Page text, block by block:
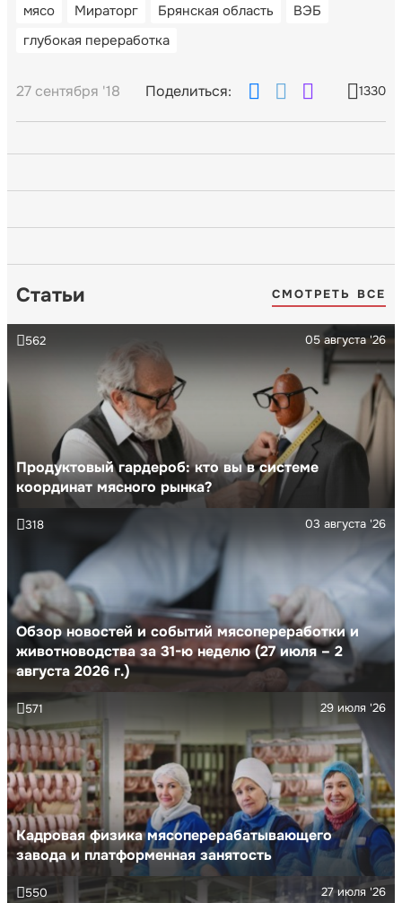
мясо Мираторг Брянская область
ВЭБ
глубокая переработка
27 сентября '18 Поделиться: 1330
Статьи СМОТРЕТЬ ВСЕ
Продуктовый гардероб: кто вы в системе
координат мясного рынка?
05 августа '26
562
Обзор новостей и событий мясопереработки и
животноводства за 31-ю неделю (27 июля – 2
августа 2026 г.)
03 августа '26
318
Кадровая физика мясоперерабатывающего
завода и платформенная занятость
29 июля '26
571
27 июля '26
550